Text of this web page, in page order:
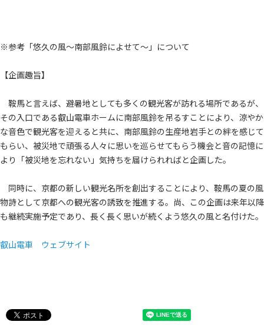
※参考「悠久の風～南部風鈴によせて～」について
【企画趣旨】
鞍馬と言えば、避暑地としても多くの観光客が訪れる場所であるが、
その入口である叡山電車ホームに南部風鈴を吊るすことにより、涼やか
な音色で観光客を迎えると共に、南部風鈴の生産地岩手との絆を感じて
もらい、被災地で頑張る人々に思いを巡らせてもらう機会と音の記憶に
より「被災地を忘れない」気持ちを届けられればと企画した。
同時に、京都の新しい観光名所を創出することにより、鞍馬の夏の風
物詩として京都への観光客の誘致を推進する。尚、この企画は来年以降
も継続実施予定であり、長く長く思いが続くよう悠久の風と名付けた。
叡山電車 ウェブサイト